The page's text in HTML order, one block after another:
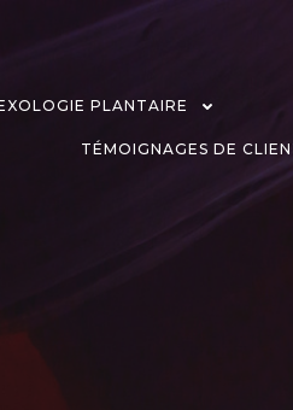
PLANTAIRE
TÉMOIGNAGES DE